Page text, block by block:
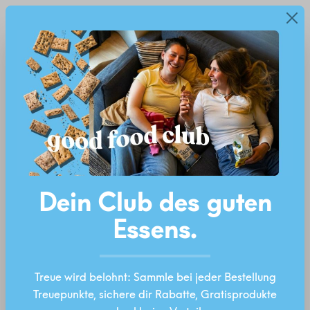
Ab 40 Euro Versandkostenfrei!*
Dein Club des guten
Essens.
Treue wird belohnt: Sammle bei jeder Bestellung
Treuepunkte, sichere dir Rabatte, Gratisprodukte
bestmögliche Erfahrung bieten zu können.Mehr
Informationen ...
Einstellungen
Technisch erforderlich
Statistiken
Marketing
Komfortfunktionen
ALLE COOKIES AKZEPTIEREN